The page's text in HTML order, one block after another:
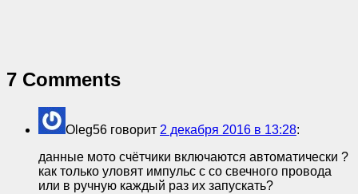
7 Comments
Oleg56 говорит 2 декабря 2016 в 13:28:
данные мото счётчики включаются автоматически ?
как только уловят импульс с со свечного провода
или в ручную каждый раз их запускать?